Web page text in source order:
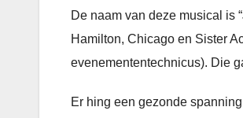
De naam van deze musical is
Hamilton, Chicago en Sister
evenemententechnicus). Die
Er hing een gezonde